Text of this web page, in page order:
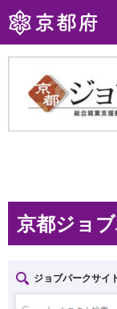
京都府
京都ジョ
ジョブパークサイ